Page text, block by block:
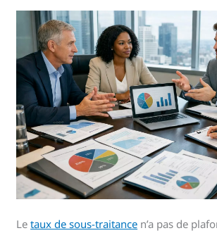
Letaux de sous-traitance n’a pas de